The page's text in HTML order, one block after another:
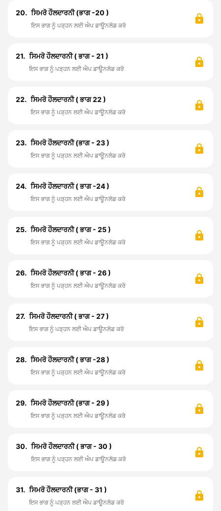
20. ਸਿਮਰੋ ਹੌਲਦਾਰਨੀ (ਭਾਗ -20 )
ਇਸ ਭਾਗ ਨੂੰ ਪੜ੍ਹਨ ਲਈ ਐਪ ਡਾਊਨਲੋਡ ਕਰੋ
21. ਸਿਮਰੋ ਹੌਲਦਾਰਨੀ ( ਭਾਗ - 21 )
ਇਸ ਭਾਗ ਨੂੰ ਪੜ੍ਹਨ ਲਈ ਐਪ ਡਾਊਨਲੋਡ ਕਰੋ
22. ਸਿਮਰੋ ਹੌਲਦਾਰਨੀ ( ਭਾਗ 22 )
ਇਸ ਭਾਗ ਨੂੰ ਪੜ੍ਹਨ ਲਈ ਐਪ ਡਾਊਨਲੋਡ ਕਰੋ
23. ਸਿਮਰੋ ਹੌਲਦਾਰਨੀ (ਭਾਗ - 23 )
ਇਸ ਭਾਗ ਨੂੰ ਪੜ੍ਹਨ ਲਈ ਐਪ ਡਾਊਨਲੋਡ ਕਰੋ
24. ਸਿਮਰੋ ਹੌਲਦਾਰਨੀ ( ਭਾਗ -24 )
ਇਸ ਭਾਗ ਨੂੰ ਪੜ੍ਹਨ ਲਈ ਐਪ ਡਾਊਨਲੋਡ ਕਰੋ
25. ਸਿਮਰੋ ਹੌਲਦਾਰਨੀ ( ਭਾਗ - 25 )
ਇਸ ਭਾਗ ਨੂੰ ਪੜ੍ਹਨ ਲਈ ਐਪ ਡਾਊਨਲੋਡ ਕਰੋ
26. ਸਿਮਰੋ ਹੌਲਦਾਰਨੀ ( ਭਾਗ - 26 )
ਇਸ ਭਾਗ ਨੂੰ ਪੜ੍ਹਨ ਲਈ ਐਪ ਡਾਊਨਲੋਡ ਕਰੋ
27. ਸਿਮਰੋ ਹੌਲਦਾਰਨੀ ( ਭਾਗ - 27 )
ਇਸ ਭਾਗ ਨੂੰ ਪੜ੍ਹਨ ਲਈ ਐਪ ਡਾਊਨਲੋਡ ਕਰੋ
28. ਸਿਮਰੋ ਹੌਲਦਾਰਨੀ ( ਭਾਗ -28 )
ਇਸ ਭਾਗ ਨੂੰ ਪੜ੍ਹਨ ਲਈ ਐਪ ਡਾਊਨਲੋਡ ਕਰੋ
29. ਸਿਮਰੋ ਹੌਲਦਾਰਨੀ (ਭਾਗ - 29 )
ਇਸ ਭਾਗ ਨੂੰ ਪੜ੍ਹਨ ਲਈ ਐਪ ਡਾਊਨਲੋਡ ਕਰੋ
30. ਸਿਮਰੋ ਹੌਲਦਾਰਨੀ ( ਭਾਗ - 30 )
ਇਸ ਭਾਗ ਨੂੰ ਪੜ੍ਹਨ ਲਈ ਐਪ ਡਾਊਨਲੋਡ ਕਰੋ
31. ਸਿਮਰੋ ਹੌਲਦਾਰਨੀ (ਭਾਗ - 31 )
ਇਸ ਭਾਗ ਨੂੰ ਪੜ੍ਹਨ ਲਈ ਐਪ ਡਾਊਨਲੋਡ ਕਰੋ